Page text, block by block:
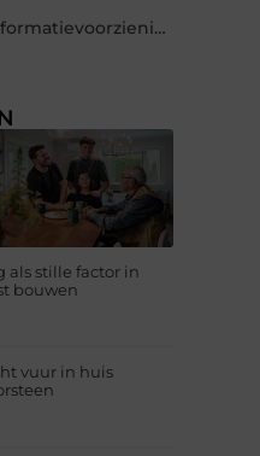
Ervaar de uitstekende informatievoorziening
als stille factor in
bouwen
vuur in huis